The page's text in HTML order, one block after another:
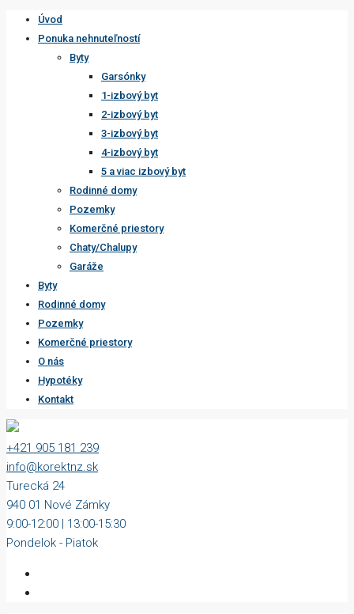
Úvod
Ponuka nehnuteľností
Byty
Garsónky
1-izbový byt
2-izbový byt
3-izbový byt
4-izbový byt
5 a viac izbový byt
Rodinné domy
Pozemky
Komerčné priestory
Chaty/Chalupy
Garáže
Byty
Rodinné domy
Pozemky
Komerčné priestory
O nás
Hypotéky
Kontakt
+421 905 181 239
info@korektnz.sk
Turecká 24
940 01 Nové Zámky
9:00-12:00 | 13:00-15:30
Pondelok - Piatok